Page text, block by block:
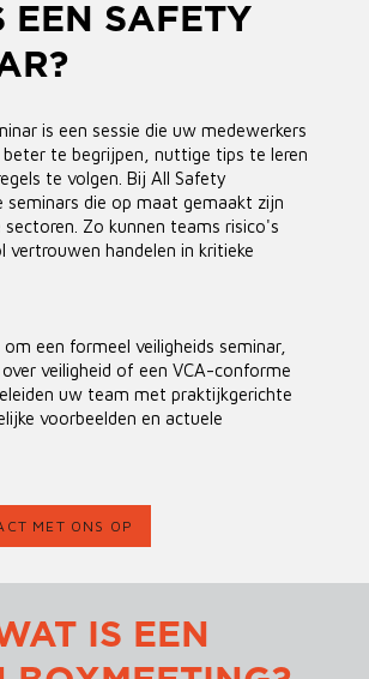
EEN SAFETY
is een sessie die uw medewerkers
beter te begrijpen, nuttige tips te leren
te volgen. Bij All Safety
seminars die op maat gemaakt zijn
sectoren. Zo kunnen teams risico's
vertrouwen handelen in kritieke
een ​​formeel veiligheids seminar,
veiligheid of een VCA-conforme
uw team met praktijkgerichte
voorbeelden en actuele
MET ONS OP
IS EEN